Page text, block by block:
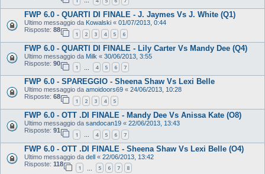
FWP 6.0 - QUARTI DI FINALE - J. Jaymes Vs J. White (Q1)
Ultimo messaggio da Kowalski « 01/07/2013, 0:44
Risposte: 88
1 2 3 4 5 6
FWP 6.0 - QUARTI DI FINALE - Lily Carter Vs Mandy Dee (Q4)
Ultimo messaggio da Milk « 30/06/2013, 3:55
Risposte: 90
1 4 5 6 7
FWP 6.0 - SPAREGGIO - Sheena Shaw Vs Lexi Belle
Ultimo messaggio da amoidoors69 « 24/06/2013, 10:28
Risposte: 68
1 2 3 4 5
FWP 6.0 - OTT .DI FINALE - Mandy Dee Vs Anissa Kate (O8)
Ultimo messaggio da sandocan19 « 22/06/2013, 13:43
Risposte: 91
1 … 4 5 6 7
FWP 6.0 - OTT .DI FINALE - Sheena Shaw Vs Lexi Belle (O4)
Ultimo messaggio da dell « 22/06/2013, 13:42
Risposte: 118
1 5 6 7 8